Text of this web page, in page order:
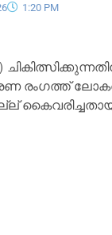
1:20 PM
രംഗത്ത്